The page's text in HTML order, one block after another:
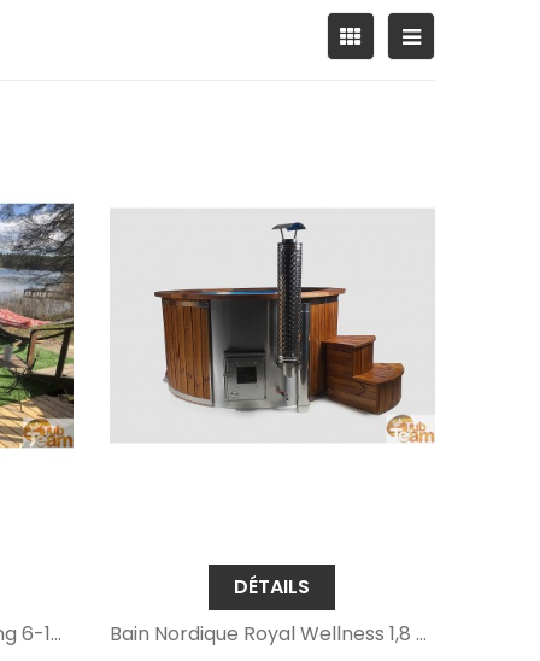
Bain Nordique Pour Camping 6-10 Personnes
DÉTAILS
Bain Nordique Royal Wellness 1,8 Ans